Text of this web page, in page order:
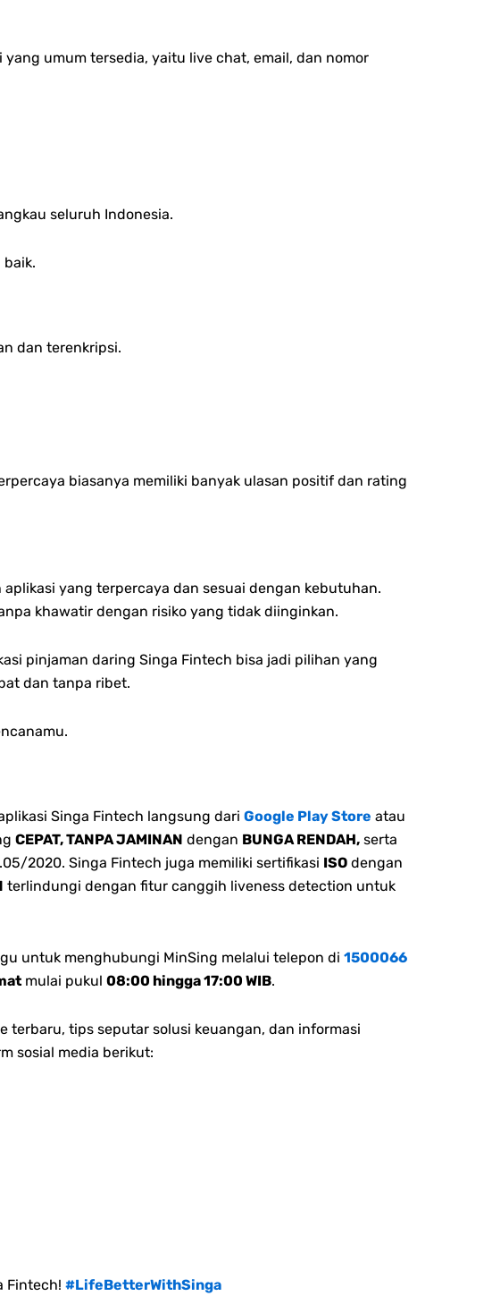
yang umum tersedia, yaitu live chat, email, dan nomor
seluruh Indonesia.
dan terenkripsi.
biasanya memiliki banyak ulasan positif dan rating
yang terpercaya dan sesuai dengan kebutuhan.
khawatir dengan risiko yang tidak diinginkan.
pinjaman daring Singa Fintech bisa jadi pilihan yang
dan tanpa ribet.
Singa Fintech langsung dari Google Play Store atau
CEPAT, TANPA JAMINAN dengan BUNGA RENDAH, serta
2020. Singa Fintech juga memiliki sertifikasi ISO dengan
terlindungi dengan fitur canggih liveness detection untuk
untuk menghubungi MinSing melalui telepon di 1500066
mulai pukul 08:00 hingga 17:00 WIB.
tips seputar solusi keuangan, dan informasi
sosial media berikut:
Fintech! #LifeBetterWithSinga